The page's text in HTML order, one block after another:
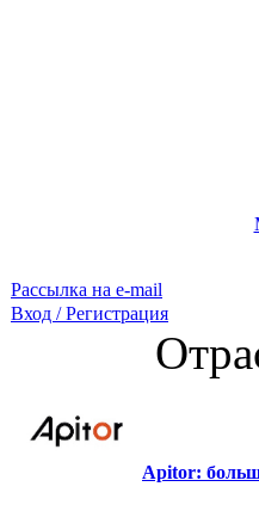
Рассылка на e-mail
Вход / Регистрация
Apitor: